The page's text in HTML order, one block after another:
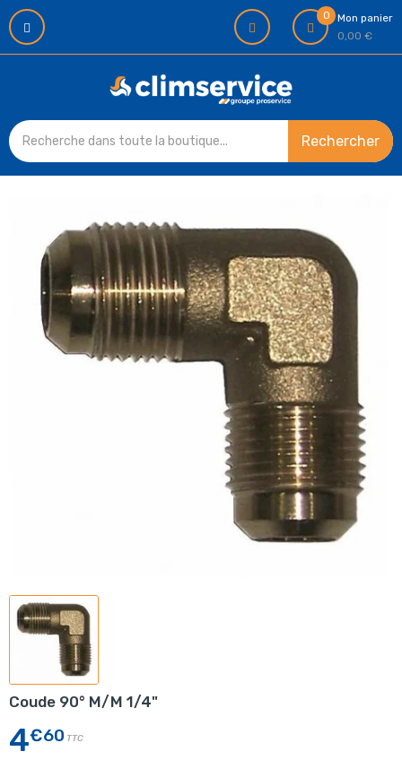
0
Mon panier
0,00 €
Rechercher
Coude 90° M/M 1/4"
4€60 TTC